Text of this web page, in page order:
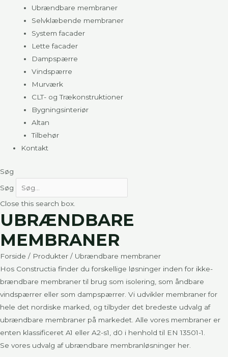
Ubrændbare membraner
Selvklæbende membraner
System facader
Lette facader
Dampspærre
Vindspærre
Murværk
CLT- og Trækonstruktioner
Bygningsinteriør
Altan
Tilbehør
Kontakt
Søg
Søg
Close this search box.
UBRÆNDBARE
MEMBRANER
Forside / Produkter / Ubrændbare membraner
Hos Constructia finder du forskellige løsninger inden for ikke-
brændbare membraner til brug som isolering, som åndbare
vindspærrer eller som dampspærrer. Vi udvikler membraner for
hele det nordiske marked, og tilbyder det bredeste udvalg af
ubrændbare membraner på markedet. Alle vores membraner er
enten klassificeret A1 eller A2-s1, d0 i henhold til EN 13501-1.
Se vores udvalg af ubrændbare membranløsninger her.